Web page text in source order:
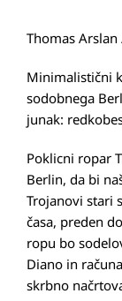
Thomas
Minimalistični
sodobnega
junak:
Poklicni ropar
Berlin, da bi
Trojanovi stari
časa, preden
ropu bo
Diano in
skrbno